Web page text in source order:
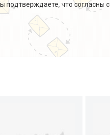
подтверждаете, что согласны с